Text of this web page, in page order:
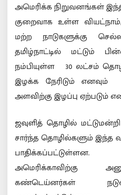
அமெரிக்க நிறுவனங்கள்
குறைவாக உள்ள
மற்ற நாடுகளுக்கு
தமிழ்நாட்டில் மட்டும்
நம்பியுள்ள 30 லட்சம்
இழக்க நேரிடும் எனவும்
அளவிற்கு இழப்பு ஏற்படும்
ஜவுளித் தொழில்
சார்ந்த தொழில்களும் இந்த
பாதிக்கப்பட்டுள்ளன.
அமெரிக்காவிற்கு
கண்டெய்னர்கள்